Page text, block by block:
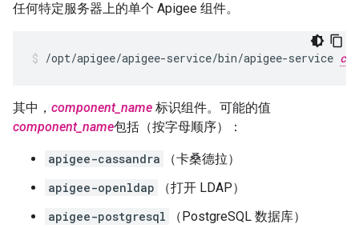
任何特定服务器上的单个 Apigee 组件。
/opt/apigee/apigee-service/bin/apigee-service
其中， component_name 标识组件。可能的值
component_name包括（按字母顺序）：
apigee-cassandra
（卡桑德拉）
apigee-openldap
（打开 LDAP）
apigee-postgresql
（PostgreSQL 数据库）